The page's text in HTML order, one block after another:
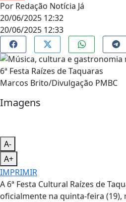
Por Redação Notícia Já
20/06/2025 12:32
20/06/2025 12:33
Marcos Brito/Divulgação PMBC
Imagens
A-
A+
IMPRIMIR
A 6ª Festa Cultural Raízes de
oficialmente na quinta-feira